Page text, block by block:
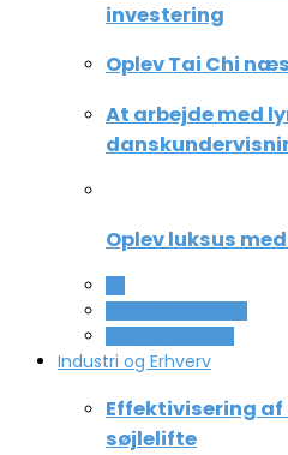
investering
Oplev Tai Chi
At arbejde med
Oplev luksus
Industri og Erhverv
Effektivisering
søjlelifte